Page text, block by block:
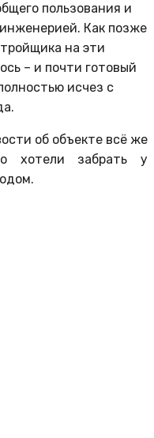
пользования и
Как позже
на эти
– и почти готовый
исчез с
об объекте всё же
хотели забрать у